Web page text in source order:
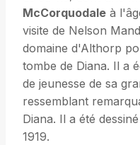
McCorquodale à
visite de Nelson
domaine d'Althorp
tombe de Diana. Il a
de jeunesse de sa
ressemblant
Diana. Il a été
1919.